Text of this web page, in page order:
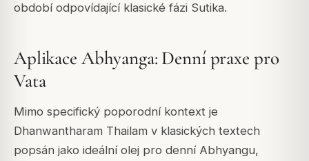
období odpovídající klasické fázi Sutika.
Aplikace Abhyanga: Denní praxe pro
Vata
Mimo specifický poporodní kontext je
Dhanwantharam Thailam v klasických textech
popsán jako ideální olej pro denní Abhyangu,